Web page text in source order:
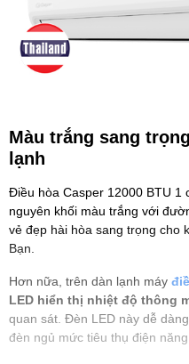
Màu trắng sang
lạnh
Điều hòa Casper 12000 BTU 1
nguyên khối màu trắng với
vẻ đẹp hài hòa sang trọng cho
Bạn.
Hơn nữa, trên dàn lạnh máy
LED hiển thị nhiệt độ thông
quan sát. Đèn LED này dễ
đèn ngủ mức tiêu thụ điện